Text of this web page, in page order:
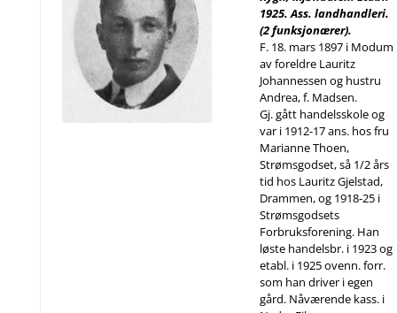
1925. Ass. landhandleri.
(2 funksjonærer).
F. 18. mars 1897 i Modum
av foreldre Lauritz
Johannessen og hustru
Andrea, f. Madsen.
Gj. gått handelsskole og
var i 1912-17 ans. hos fru
Marianne Thoen,
Strømsgodset, så 1/2 års
tid hos Lauritz Gjelstad,
Drammen, og 1918-25 i
Strømsgodsets
Forbruksforening. Han
løste handelsbr. i 1923 og
etabl. i 1925 ovenn. forr.
som han driver i egen
gård. Nåværende kass. i